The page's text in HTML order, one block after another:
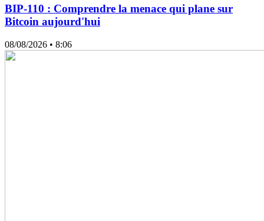
BIP-110 : Comprendre la menace qui plane sur
Bitcoin aujourd'hui
08/08/2026 • 8:06